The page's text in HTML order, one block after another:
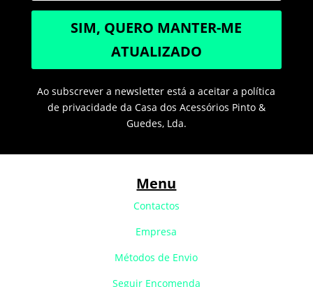
SIM, QUERO MANTER-ME
ATUALIZADO
Ao subscrever a newsletter está a aceitar a política
de privacidade da Casa dos Acessórios Pinto &
Guedes, Lda.
Menu
Contactos
Empresa
Métodos de Envio
Seguir Encomenda